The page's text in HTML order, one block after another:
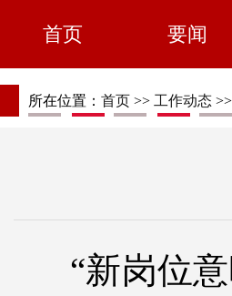
首页 要闻
所在位置： 首页 >> 工作动态 >>
“新岗位